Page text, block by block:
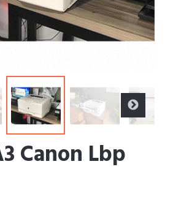
Canon Lbp